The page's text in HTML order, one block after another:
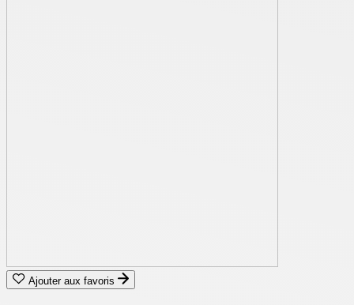
Ajouter aux favoris